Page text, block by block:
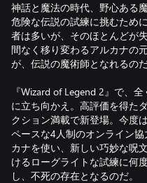
神話と魔法の時代、野心ある
危険な伝説の試練に挑むため
者は多いが、そのほとんどが
間なく移り変わるアルカナの
が、伝説の魔術師となれるのだ
『Wizard of Legend 2』で、
に立ち向かえ。高評価を得た
クション満載で新登場。今度
ペースな4人制のオンライン
カナを使い、新しい巧妙な呪
けるローグライトな試練に何
し、不死の存在となるのだ。